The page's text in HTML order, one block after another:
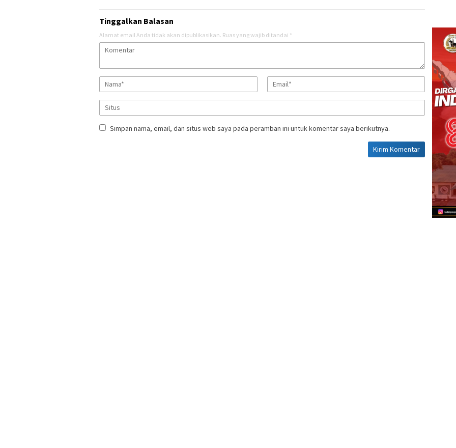
Tinggalkan Balasan
Alamat email Anda tidak akan dipublikasikan. Ruas yang wajib ditandai *
Simpan nama, email, dan situs web saya pada peramban ini untuk komentar saya berikutnya.